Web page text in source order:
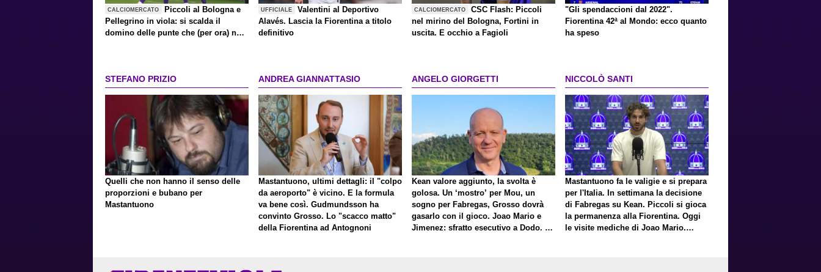
CALCIOMERCATO
Piccoli al Bologna e
Pellegrino in viola: si scalda il
domino delle punte che (per ora) non
UFFICIALE
Valentini al Deportivo
Alavés. Lascia la Fiorentina a titolo
definitivo
CALCIOMERCATO
CSC Flash: Piccoli
nel mirino del Bologna, Fortini in
uscita. E occhio a Fagioli
"Gli spendaccioni dal 2022".
Fiorentina 42ª al Mondo: ecco quanto
ha speso
STEFANO PRIZIO
Quelli che non hanno il senso delle
proporzioni e bubano per
Mastantuono
ANDREA GIANNATTASIO
Mastantuono, ultimi dettagli: il "colpo
da aeroporto" è vicino. E la formula
va bene così. Gudmundsson ha
convinto Grosso. Lo "scacco matto"
della Fiorentina ad Antognoni
ANGELO GIORGETTI
Kean valore aggiunto, la svolta è
golosa. Un ‘mostro’ per Mou, un
sogno per Fabregas, Grosso dovrà
gasarlo con il gioco. Joao Mario e
Jimenez: sfratto esecutivo a Dodo. E
NICCOLÒ SANTI
Mastantuono fa le valigie e si prepara
per l'Italia. In settimana la decisione
di Fabregas su Kean. Piccoli si gioca
la permanenza alla Fiorentina. Oggi
le visite mediche di Joao Mario.